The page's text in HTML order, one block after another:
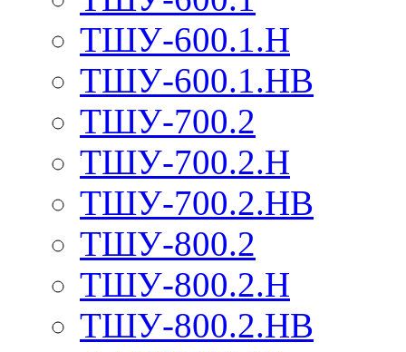
ТШУ-600.1.Н
ТШУ-600.1.НВ
ТШУ-700.2
ТШУ-700.2.Н
ТШУ-700.2.НВ
ТШУ-800.2
ТШУ-800.2.Н
ТШУ-800.2.НВ